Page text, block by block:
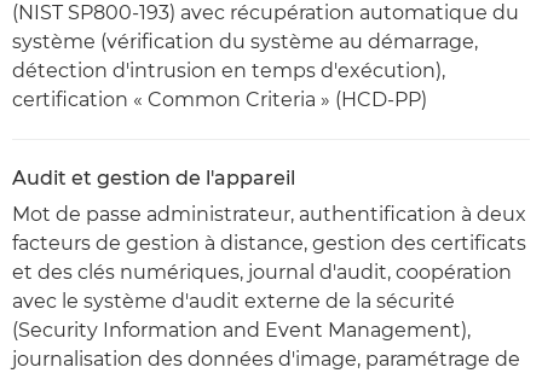
(NIST SP800-193) avec récupération automatique du
système (vérification du système au démarrage,
détection d'intrusion en temps d'exécution),
certification « Common Criteria » (HCD-PP)
Audit et gestion de l'appareil
Mot de passe administrateur, authentification à deux
facteurs de gestion à distance, gestion des certificats
et des clés numériques, journal d'audit, coopération
avec le système d'audit externe de la sécurité
(Security Information and Event Management),
journalisation des données d'image, paramétrage de